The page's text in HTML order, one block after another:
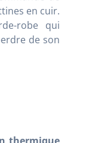
en cuir.
robe qui
de son